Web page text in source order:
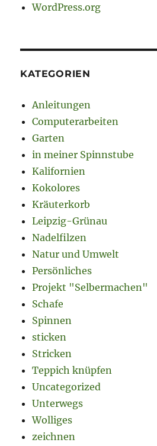
WordPress.org
KATEGORIEN
Anleitungen
Computerarbeiten
Garten
in meiner Spinnstube
Kalifornien
Kokolores
Kräuterkorb
Leipzig-Grünau
Nadelfilzen
Natur und Umwelt
Persönliches
Projekt "Selbermachen"
Schafe
Spinnen
sticken
Stricken
Teppich knüpfen
Uncategorized
Unterwegs
Wolliges
zeichnen